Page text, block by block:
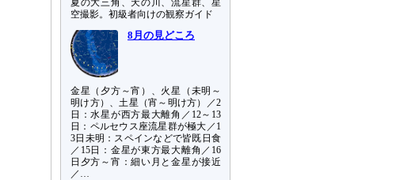
夏の大三角、天の川、流星群、星
空撮影。初級者向けの観察ガイド
8月の見どころ
金星（夕方～宵）、火星（未明～
明け方）、土星（宵～明け方）／2
日：水星が西方最大離角／12～13
日：ペルセウス座流星群が極大／1
3日未明：スペインなどで皆既日食
／15日：金星が東方最大離角／16
日夕方～宵：細い月と金星が接近
／…